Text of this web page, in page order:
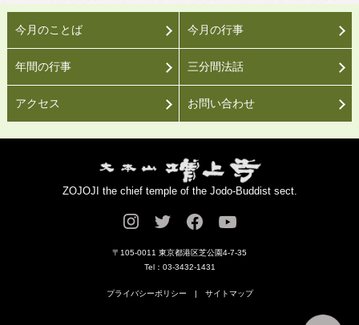
今月のことば 今月の行事
年間の行事 三分間法話
アクセス お問い合わせ
ZOJOJI the chief temple of the Jodo-Buddist sect.
〒105-0011 東京都港区芝公園4-7-35
Tel：03-3432-1431
プライバシーポリシー | サイトマップ